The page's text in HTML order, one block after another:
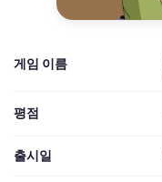
게임 이름
평점
출시일